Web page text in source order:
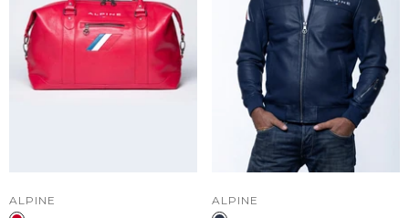
DISTRIBUTEUR :
ALPINE DISTRIBUTEUR :
ALPINE